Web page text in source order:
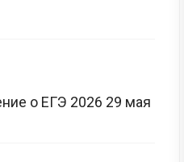
о ЕГЭ 2026 29 мая